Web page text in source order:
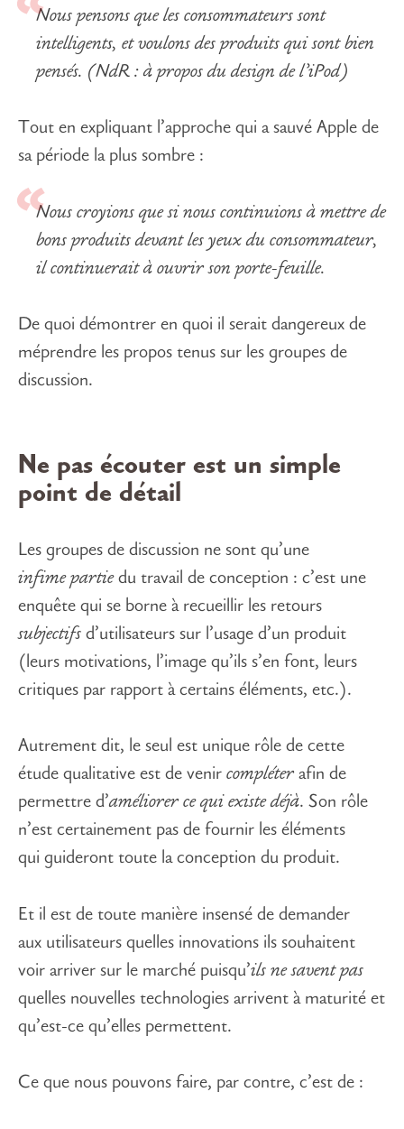
Nous pensons que les consommateurs sont
intelligents, et voulons des produits qui sont bien
pensés. (NdR : à propos du design de l’iPod)
Tout en expliquant l’approche qui a sauvé Apple de
sa période la plus sombre :
Nous croyions que si nous continuions à mettre de
bons produits devant les yeux du consommateur,
il continuerait à ouvrir son porte-feuille.
De quoi démontrer en quoi il serait dangereux de
méprendre les propos tenus sur les groupes de
discussion.
Ne pas écouter est un simple
point de détail
Les groupes de discussion ne sont qu’une
infime partiedu travail de conception : c’est une
enquête qui se borne à recueillir les retours
subjectifs d’utilisateurs sur l’usage d’un produit
(leurs motivations, l’image qu’ils s’en font, leurs
critiques par rapport à certains éléments, etc.).
Autrement dit, le seul est unique rôle de cette
étude qualitative est de venir compléterafin de
permettre d’améliorer ce qui existe déjà. Son rôle
n’est certainement pas de fournir les éléments
qui guideront toute la conception du produit.
Et il est de toute manière insensé de demander
aux utilisateurs quelles innovations ils souhaitent
voir arriver sur le marché puisqu’ils ne savent pas
quelles nouvelles technologies arrivent à maturité et
qu’est-ce qu’elles permettent.
Ce que nous pouvons faire, par contre, c’est de :